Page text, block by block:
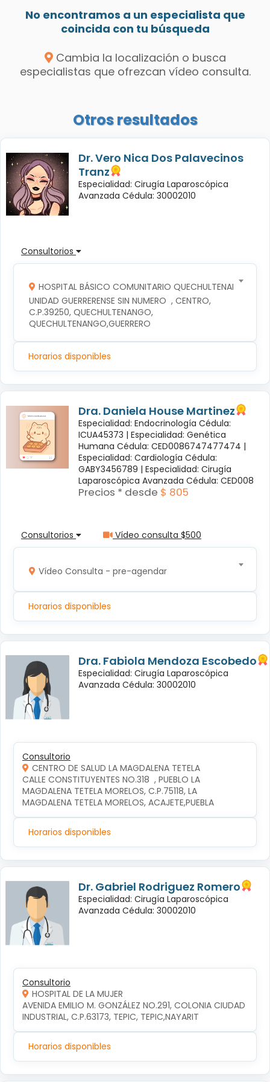
No encontramos a un especialista que
coincida con tu búsqueda
Cambia la localización o busca
especialistas que ofrezcan vídeo consulta.
Otros resultados
Dr. Vero Nica Dos Palavecinos
Tranz
Especialidad: Cirugía Laparoscópica
Avanzada Cédula: 30002010
Consultorios
HOSPITAL BÁSICO COMUNITARIO QUECHULTENANGO
UNIDAD GUERRERENSE SIN NUMERO  , CENTRO,
C.P.39250, QUECHULTENANGO,
QUECHULTENANGO,GUERRERO
Horarios disponibles
Dra. Daniela House Martinez
Especialidad: Endocrinología Cédula:
ICUA45373 | Especialidad: Genética
Humana Cédula: CED0086747477474 |
Especialidad: Cardiología Cédula:
GABY3456789 | Especialidad: Cirugía
Laparoscópica Avanzada Cédula: CED008
Precios * desde $ 805
Consultorios Vídeo consulta $500
Vídeo Consulta - pre-agendar
Horarios disponibles
Dra. Fabiola Mendoza Escobedo
Especialidad: Cirugía Laparoscópica
Avanzada Cédula: 30002010
Consultorio
CENTRO DE SALUD LA MAGDALENA TETELA
CALLE CONSTITUYENTES NO.318  , PUEBLO LA
MAGDALENA TETELA MORELOS, C.P.75118, LA
MAGDALENA TETELA MORELOS, ACAJETE,PUEBLA
Horarios disponibles
Dr. Gabriel Rodriguez Romero
Especialidad: Cirugía Laparoscópica
Avanzada Cédula: 30002010
Consultorio
HOSPITAL DE LA MUJER
AVENIDA EMILIO M. GONZÁLEZ NO.291, COLONIA CIUDAD
INDUSTRIAL, C.P.63173, TEPIC, TEPIC,NAYARIT
Horarios disponibles